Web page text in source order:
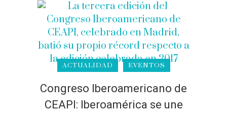
ACTUALIDAD EVENTOS
Congreso Iberoamericano de
CEAPI: Iberoamérica se une